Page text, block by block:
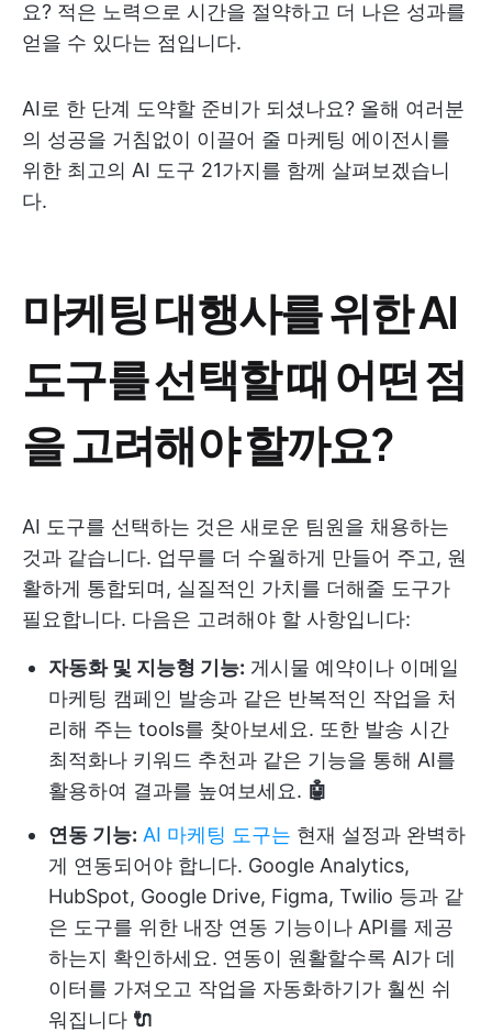
요? 적은 노력으로 시간을 절약하고 더 나은 성과를
얻을 수 있다는 점입니다.
AI로 한 단계 도약할 준비가 되셨나요? 올해 여러분
의 성공을 거침없이 이끌어 줄 마케팅 에이전시를
위한 최고의 AI 도구 21가지를 함께 살펴보겠습니
다.
마케팅 대행사를 위한 AI
도구를 선택할 때 어떤 점
을 고려해야 할까요?
AI 도구를 선택하는 것은 새로운 팀원을 채용하는
것과 같습니다. 업무를 더 수월하게 만들어 주고, 원
활하게 통합되며, 실질적인 가치를 더해줄 도구가
필요합니다. 다음은 고려해야 할 사항입니다:
자동화 및 지능형 기능: 게시물 예약이나 이메일
마케팅 캠페인 발송과 같은 반복적인 작업을 처
리해 주는 tools를 찾아보세요. 또한 발송 시간
최적화나 키워드 추천과 같은 기능을 통해 AI를
활용하여 결과를 높여보세요. 🤖
연동 기능: AI 마케팅 도구는 현재 설정과 완벽하
게 연동되어야 합니다. Google Analytics,
HubSpot, Google Drive, Figma, Twilio 등과 같
은 도구를 위한 내장 연동 기능이나 API를 제공
하는지 확인하세요. 연동이 원활할수록 AI가 데
이터를 가져오고 작업을 자동화하기가 훨씬 쉬
워집니다 🔌